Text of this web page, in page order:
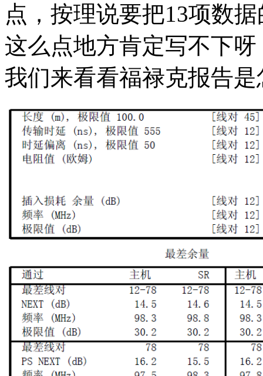
点，按理说要把13项数
这么点地方肯定写不下
我们来看看福禄克报告